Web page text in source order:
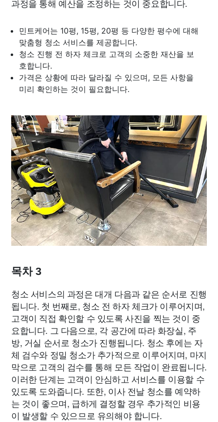
과정을 통해 예산을 조정하는 것이 중요합니다.
민트케어는 10평, 15평, 20평 등 다양한 평수에 대해
맞춤형 청소 서비스를 제공합니다.
청소 진행 전 하자 체크로 고객의 소중한 재산을 보
호합니다.
가격은 상황에 따라 달라질 수 있으며, 모든 사항을
미리 확인하는 것이 필요합니다.
목차 3
청소 서비스의 과정은 대개 다음과 같은 순서로 진행
됩니다. 첫 번째로, 청소 전 하자 체크가 이루어지며,
고객이 직접 확인할 수 있도록 사진을 찍는 것이 중
요합니다. 그 다음으로, 각 공간에 따라 화장실, 주
방, 거실 순서로 청소가 진행됩니다. 청소 후에는 자
체 검수와 정밀 청소가 추가적으로 이루어지며, 마지
막으로 고객의 검수를 통해 모든 작업이 완료됩니다.
이러한 단계는 고객이 안심하고 서비스를 이용할 수
있도록 도와줍니다. 또한, 이사 전날 청소를 예약하
는 것이 좋으며, 급하게 결정할 경우 추가적인 비용
이 발생할 수 있으므로 유의해야 합니다.